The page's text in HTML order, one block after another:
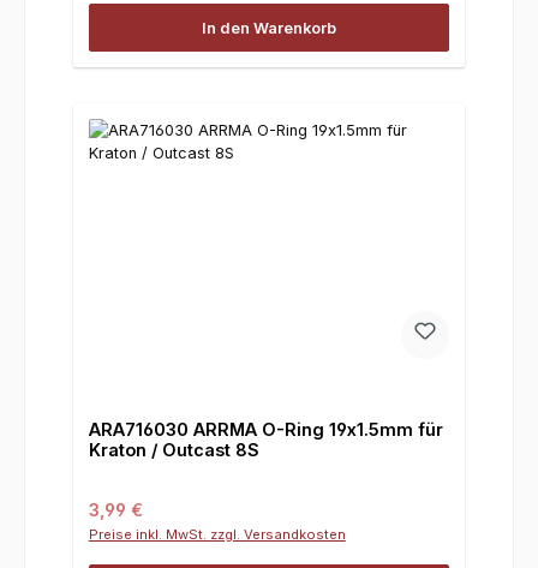
In den Warenkorb
ARA716030 ARRMA O-Ring 19x1.5mm für
Kraton / Outcast 8S
Regulärer Preis:
3,99 €
Preise inkl. MwSt. zzgl. Versandkosten